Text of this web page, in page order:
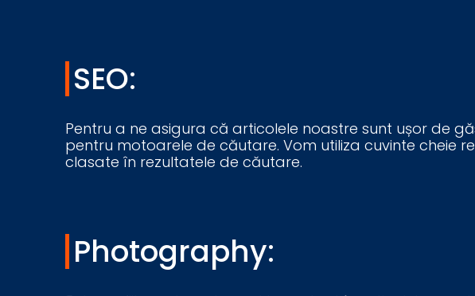
SEO:
Pentru a ne asigura că articolele noastre sunt ușor de
pentru motoarele de căutare. Vom utiliza cuvinte cheie
clasate în rezultatele de căutare.
Photography: